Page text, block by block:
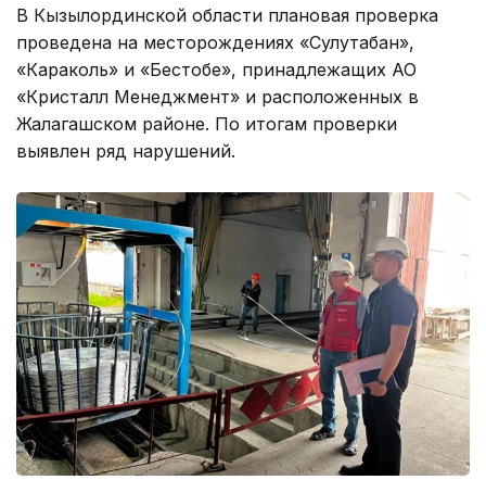
В Кызылординской области плановая проверка
проведена на месторождениях «Сулутабан»,
«Караколь» и «Бестобе», принадлежащих АО
«Кристалл Менеджмент» и расположенных в
Жалагашском районе. По итогам проверки
выявлен ряд нарушений.